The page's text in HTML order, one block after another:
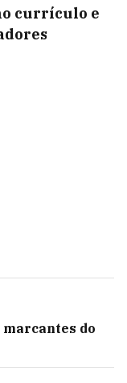
currículo e
marcantes do